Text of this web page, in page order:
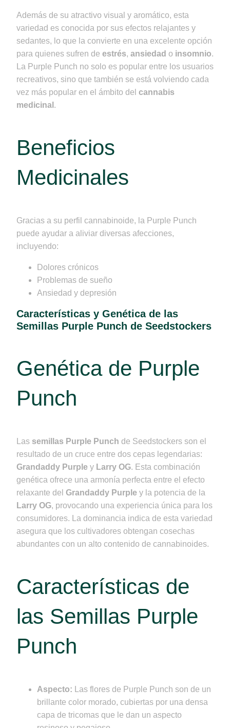
Además de su atractivo visual y aromático, esta
variedad es conocida por sus efectos relajantes y
sedantes, lo que la convierte en una excelente opción
para quienes sufren de estrés, ansiedad o insomnio.
La Purple Punch no solo es popular entre los usuarios
recreativos, sino que también se está volviendo cada
vez más popular en el ámbito del cannabis
medicinal .
Beneficios
Medicinales
Gracias a su perfil cannabinoide, la Purple Punch
puede ayudar a aliviar diversas afecciones,
incluyendo:
Dolores crónicos
Problemas de sueño
Ansiedad y depresión
Características y Genética de las
Semillas Purple Punch de Seedstockers
Genética de Purple
Punch
Las semillas Purple Punch de Seedstockers son el
resultado de un cruce entre dos cepas legendarias:
Grandaddy Purple y Larry OG. Esta combinación
genética ofrece una armonía perfecta entre el efecto
relaxante del Grandaddy Purple y la potencia de la
Larry OG, provocando una experiencia única para los
consumidores. La dominancia indica de esta variedad
asegura que los cultivadores obtengan cosechas
abundantes con un alto contenido de cannabinoides.
Características de
las Semillas Purple
Punch
Aspecto: Las flores de Purple Punch son de un
brillante color morado, cubiertas por una densa
capa de tricomas que le dan un aspecto